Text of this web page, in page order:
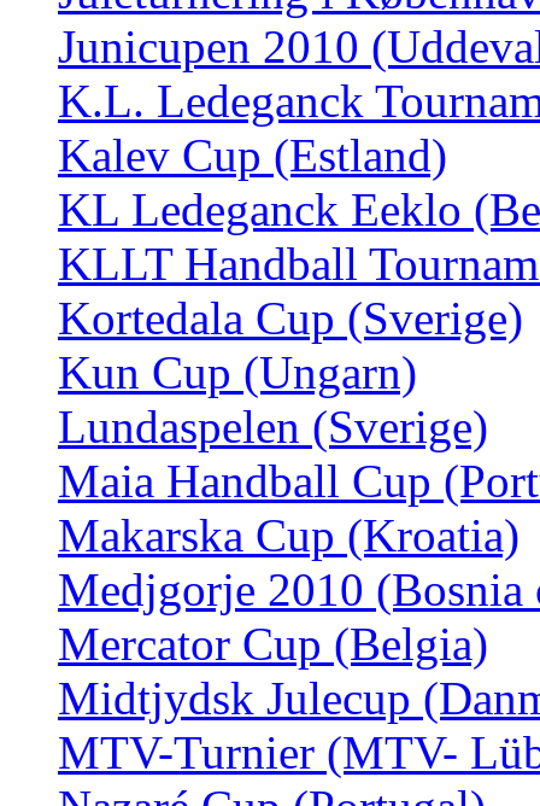
Junicupen 2010
K.L. Ledeganck
Kalev Cup (Estland)
KL Ledeganck Eeklo
KLLT Handball
Kortedala Cup (Sverige)
Kun Cup (Ungarn)
Lundaspelen (Sverige)
Maia Handball Cup
Makarska Cup (Kroatia)
Medjgorje 2010 (Bosnia
Mercator Cup (Belgia)
Midtjydsk Julecup
MTV-Turnier (MTV-